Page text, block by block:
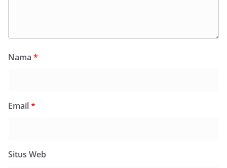
Nama *
Email*
Situs Web